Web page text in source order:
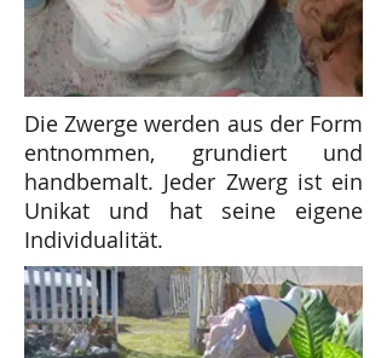
Die Zwerge werden aus der Form
entnommen, grundiert und
handbemalt. Jeder Zwerg ist ein
Unikat und hat seine eigene
Individualität.